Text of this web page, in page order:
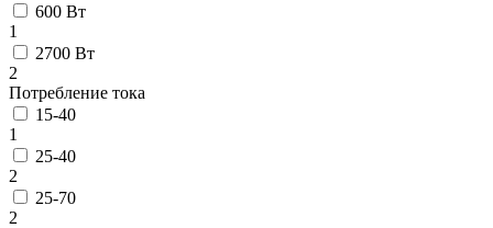
600 Вт
1
2700 Вт
2
Потребление тока
15-40
1
25-40
2
25-70
2